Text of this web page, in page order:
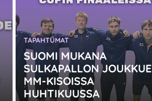
SUOMI MUKANA
SULKAPALLON JOUKKUE
MM-KISOISSA
HUHTIKUUSSA
KATEGORIA:
TAPAHTUMAT